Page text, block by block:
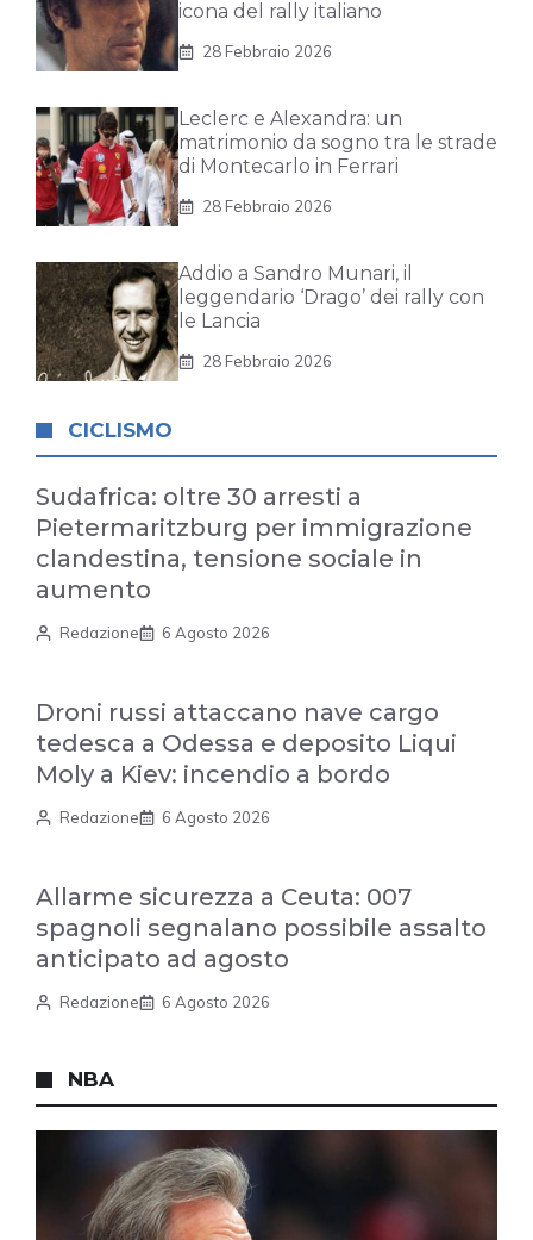
icona del rally italiano
28 Febbraio 2026
Leclerc e Alexandra: un
matrimonio da sogno tra le strade
di Montecarlo in Ferrari
28 Febbraio 2026
Addio a Sandro Munari, il
leggendario ‘Drago’ dei rally con
le Lancia
28 Febbraio 2026
CICLISMO
Sudafrica: oltre 30 arresti a
Pietermaritzburg per immigrazione
clandestina, tensione sociale in
aumento
Redazione 6 Agosto 2026
Droni russi attaccano nave cargo
tedesca a Odessa e deposito Liqui
Moly a Kiev: incendio a bordo
Redazione 6 Agosto 2026
Allarme sicurezza a Ceuta: 007
spagnoli segnalano possibile assalto
anticipato ad agosto
Redazione 6 Agosto 2026
NBA